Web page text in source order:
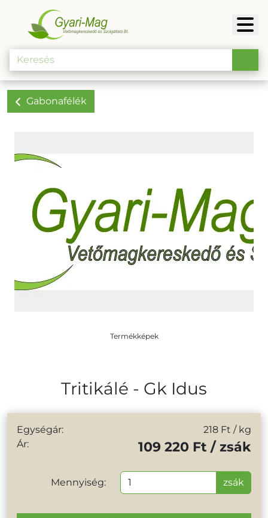
Gabonafélék
Termékképek
Tritikálé - Gk Idus
Egységár: 218 Ft / kg
Ár:
109 220 Ft / zsák
Mennyiség: zsák